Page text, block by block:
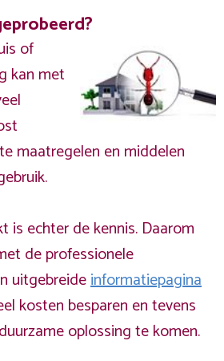
of
kan met
maatregelen en middelen
is echter de kennis. Daarom
de professionele
uitgebreideinformatiepagina
kosten besparen en tevens
oplossing te komen.